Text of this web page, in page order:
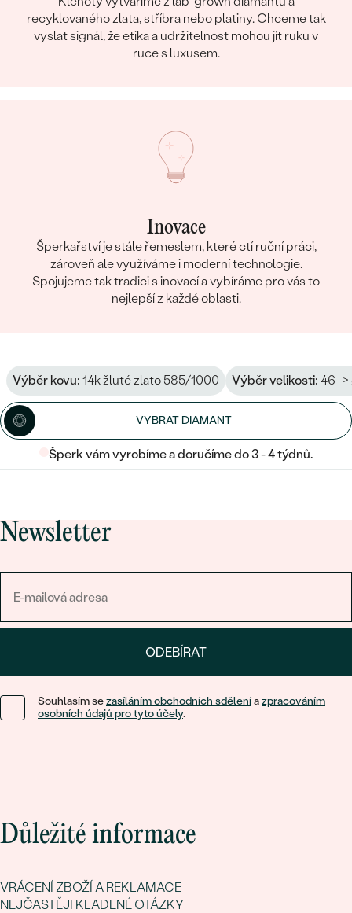
recyklovaného zlata, stříbra nebo platiny. Chceme tak
vyslat signál, že etika a udržitelnost mohou jít ruku v
ruce s luxusem.
Inovace
Šperkařství je stále řemeslem, které ctí ruční práci,
zároveň ale využíváme i moderní technologie.
Spojujeme tak tradici s inovací a vybíráme pro vás to
nejlepší z každé oblasti.
Výběr kovu: 14k žluté zlato 585/1000 Výběr velikosti: 46 ->
VYBRAT DIAMANT
Šperk vám vyrobíme a doručíme do 3 - 4 týdnů.
Newsletter
ODEBÍRAT
Souhlasím sezasíláním obchodních sděleníazpracováním
osobních údajů pro tyto účely.
Důležité informace
VRÁCENÍ ZBOŽÍ A REKLAMACE
NEJČASTĚJI KLADENÉ OTÁZKY